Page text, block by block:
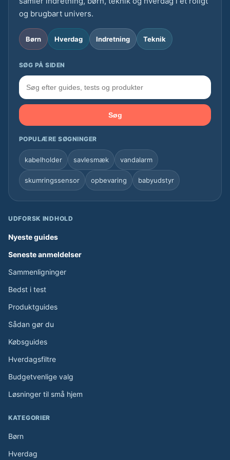
og brugbart univers.
Børn Hverdag Indretning Teknik
SØG PÅ SIDEN
Søg
POPULÆRE SØGNINGER
kabelholder savlesmæk vandalarm
skumringssensor opbevaring babyudstyr
UDFORSK INDHOLD
Nyeste guides
Seneste anmeldelser
Sammenligninger
Bedst i test
Produktguides
Sådan gør du
Købsguides
Hverdagsfiltre
Budgetvenlige valg
Løsninger til små hjem
KATEGORIER
Børn
Hverdag